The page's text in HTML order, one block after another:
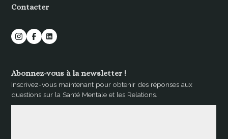
Contacter
Abonnez-vous à la newsletter !
Inscrivez-vous maintenant pour obtenir des réponses aux
questions sur la Santé Mentale et les Relations.